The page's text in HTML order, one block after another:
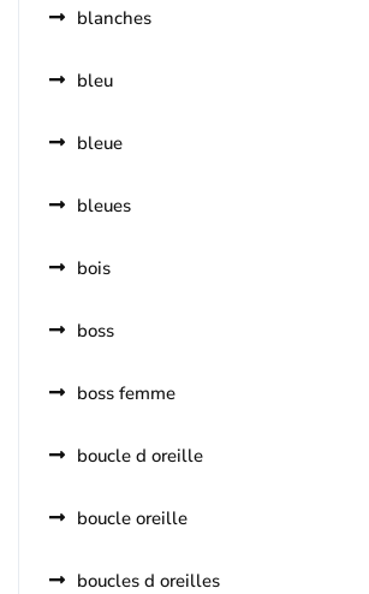
blanches
bleu
bleue
bleues
bois
boss
boss femme
boucle d oreille
boucle oreille
boucles d oreilles